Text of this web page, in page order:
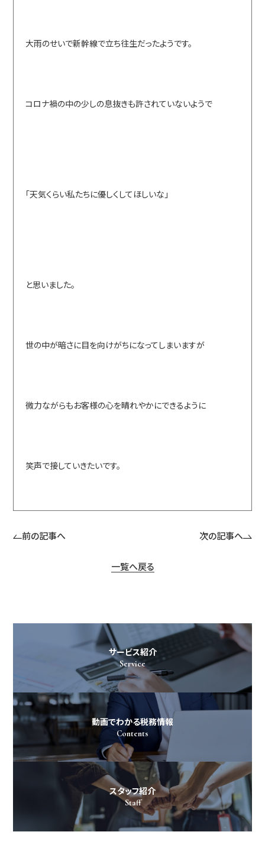
大雨のせいで新幹線で立ち往生だったようです。
コロナ禍の中の少しの息抜きも許されていないようで
「天気くらい私たちに優しくしてほしいな」
と思いました。
世の中が暗さに目を向けがちになってしまいますが
微力ながらもお客様の心を晴れやかにできるように
笑声で接していきたいです。
前の記事へ 次の記事へ
一覧へ戻る
サービス紹介
Service
動画でわかる税務情報
Contents
スタッフ紹介
Staff